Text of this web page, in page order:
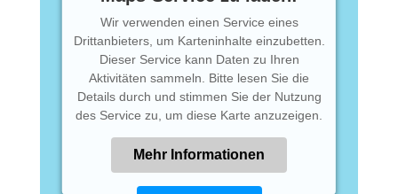
Wir verwenden einen Service eines
Drittanbieters, um Karteninhalte einzubetten.
Dieser Service kann Daten zu Ihren
Aktivitäten sammeln. Bitte lesen Sie die
Details durch und stimmen Sie der Nutzung
des Service zu, um diese Karte anzuzeigen.
Mehr Informationen